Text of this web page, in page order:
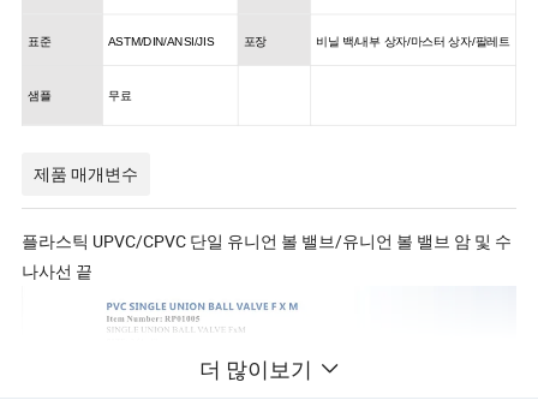
표준 ASTM/DIN/ANSI/JIS 포장 비닐 백/내부 상자/마스터 상자/팔레트
샘플 무료
제품 매개변수
플라스틱 UPVC/CPVC 단일 유니언 볼 밸브/유니언 볼 밸브 암 및 수
나사선 끝
더 많이보기